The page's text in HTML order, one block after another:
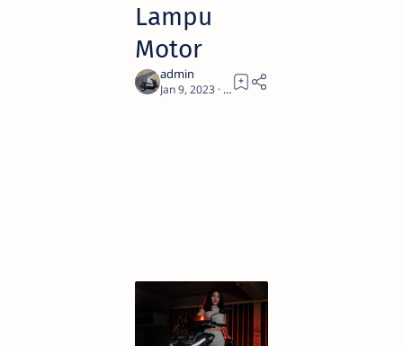
Lampu
Motor
2